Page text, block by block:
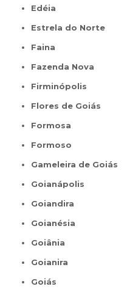
Edéia
Estrela do Norte
Faina
Fazenda Nova
Firminópolis
Flores de Goiás
Formosa
Formoso
Gameleira de Goiás
Goianápolis
Goiandira
Goianésia
Goiânia
Goianira
Goiás